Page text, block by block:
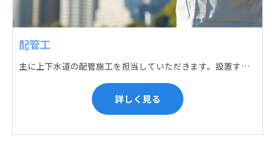
配管工
主に上下水道の配管施工を担当していただきます。設置する場所に応じて配管の形状や流れを工夫する管加工、ねじ切り、管締め、そして管据付作業になり、5人以上のチームで動くことが多いです。
詳しく見る